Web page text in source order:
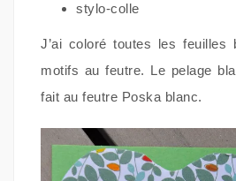
stylo-colle
J’ai coloré toutes les feuilles
motifs au feutre. Le pelage
fait au feutre Poska blanc.